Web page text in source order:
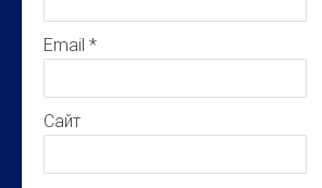
Email *
Сайт